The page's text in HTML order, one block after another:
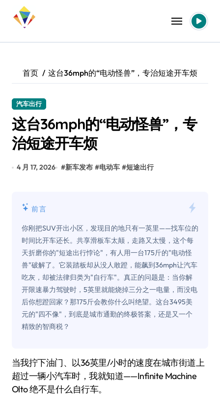
首页 这台36mph的“电动怪兽”，专治短途开车烦
汽车出行
这台36mph的“电动怪兽”，专
治短途开车烦
4 月 17, 2026 #新车发布 #电动车 #短途出行
前言
你刚把SUV开出小区，发现目的地只有一英里——找车位的
时间比开车还长。共享滑板车太颠，走路又太慢，这个每
天折磨你的"短途出行悖论"，有人用一台175斤的"电动怪
兽"破解了。它装踏板却从没人敢蹬，能飙到36mph让汽车
吃灰，却被法律归类为"自行车"。真正的问题是：当你解
开限速暴力驾驶时，5英里就能烧掉三分之一电量，而没电
后你想蹬回家？那175斤会教你什么叫绝望。这台3495美
元的"四不像"，到底是城市通勤的终极答案，还是又一个
精致的智商税？
当我拧下油门、以36英里/小时的速度在城市街道上
超过一辆小汽车时，我就知道——Infinite Machine
Olto 绝不是什么自行车。